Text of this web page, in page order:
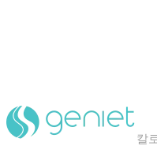
혈